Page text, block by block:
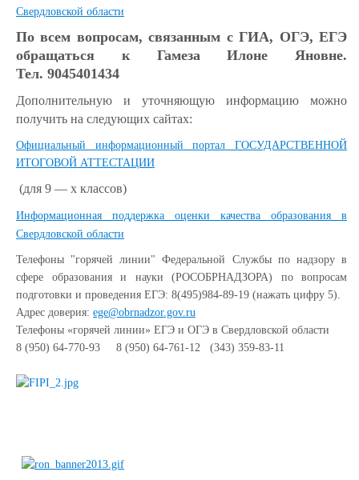
Свердловской области
По всем вопросам, связанным с ГИА, ОГЭ, ЕГЭ
обращаться к Гамеза Илоне Яновне.
Тел. 9045401434
Дополнительную и уточняющую информацию можно
получить на следующих сайтах:
Официальный информационный портал ГОСУДАРСТВЕННОЙ
ИТОГОВОЙ АТТЕСТАЦИИ
(для 9 — х классов)
Информационная поддержка оценки качества образования в
Свердловской области
Телефоны "горячей линии" Федеральной Службы по надзору в
сфере образования и науки (РОСОБРНАДЗОРА) по вопросам
подготовки и проведения ЕГЭ: 8(495)984-89-19 (нажать цифру 5).
Адрес доверия: ege@obrnadzor.gov.ru
Телефоны «горячей линии» ЕГЭ и ОГЭ в Свердловской области
8 (950) 64-770-93 8 (950) 64-761-12 (343) 359-83-11